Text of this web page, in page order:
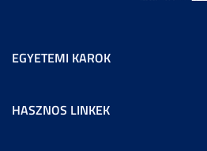
EGYETEMI KAROK
HASZNOS LINKEK